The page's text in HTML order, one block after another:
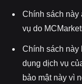
Chính sách này
vụ do
Chính sách này
dụng dịch vụ
bảo mật này vì